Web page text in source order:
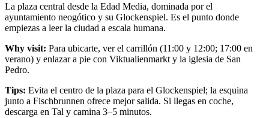
La plaza central desde la Edad Media, dominada por el
ayuntamiento neogótico y su Glockenspiel. Es el punto donde
empiezas a leer la ciudad a escala humana.
Why visit: Para ubicarte, ver el carrillón (11:00 y 12:00; 17:00 en
verano) y enlazar a pie con Viktualienmarkt y la iglesia de San
Pedro.
Tips: Evita el centro de la plaza para el Glockenspiel; la esquina
junto a Fischbrunnen ofrece mejor salida. Si llegas en coche,
descarga en Tal y camina 3–5 minutos.